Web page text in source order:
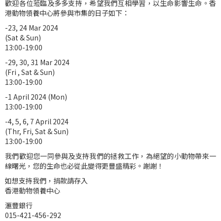
歡迎各位蒞臨及多多支持，希望我們互相學習，以生命影響生命。香
港動物領養中心將參與市集的日子如下：
-23, 24 Mar 2024
(Sat & Sun)
13:00-19:00
-29, 30, 31 Mar 2024
(Fri , Sat & Sun)
13:00-19:00
-1 April 2024 (Mon)
13:00-19:00
-4, 5, 6, 7 April 2024
(Thr, Fri, Sat & Sun)
13:00-19:00
我們歡迎您一同參與及支持我們的拯救工作，為絕望的小動物帶來一
線曙光，您的生命也必從此變得更豐盛精彩。謝謝！
如想支持我們，捐款請存入
香港動物領養中心
滙豐銀行
015-421-456-292